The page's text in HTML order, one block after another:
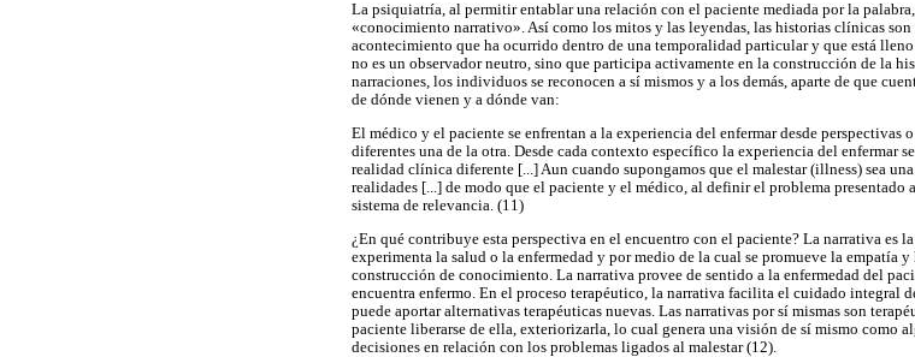
La psiquiatría, al permitir entablar una relación con el paciente mediada por la
«conocimiento narrativo». Así como los mitos y las leyendas, las historias clínicas
acontecimiento que ha ocurrido dentro de una temporalidad particular y que está
no es un observador neutro, sino que participa activamente en la construcción de la
narraciones, los individuos se reconocen a sí mismos y a los demás, aparte de que
de dónde vienen y a dónde van:
El médico y el paciente se enfrentan a la experiencia del enfermar desde
diferentes una de la otra. Desde cada contexto específico la experiencia del enfermar
realidad clínica diferente [...] Aun cuando supongamos que el malestar (illness) sea
realidades [...] de modo que el paciente y el médico, al definir el problema
sistema de relevancia. (11)
¿En qué contribuye esta perspectiva en el encuentro con el paciente? La narrativa es
experimenta la salud o la enfermedad y por medio de la cual se promueve la empatía
construcción de conocimiento. La narrativa provee de sentido a la enfermedad del
encuentra enfermo. En el proceso terapéutico, la narrativa facilita el cuidado integral
puede aportar alternativas terapéuticas nuevas. Las narrativas por sí mismas son
paciente liberarse de ella, exteriorizarla, lo cual genera una visión de sí mismo como
decisiones en relación con los problemas ligados al malestar (12).